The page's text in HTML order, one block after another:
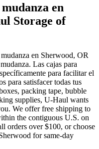
en
Storage of
en Sherwood, OR
Las cajas para
para facilitar el
para satisfacer todas tus
packing tape, bubble
supplies, U-Haul wants
We offer free shipping to
the contiguous U.S. on
orders over $100, or choose
for same-day